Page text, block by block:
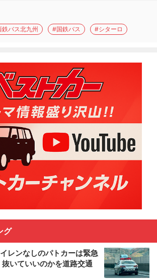
鉄バス北九州 #国鉄バス #シターロ
グ
レンなしのパトカーは緊急
いていいのかを道路交通